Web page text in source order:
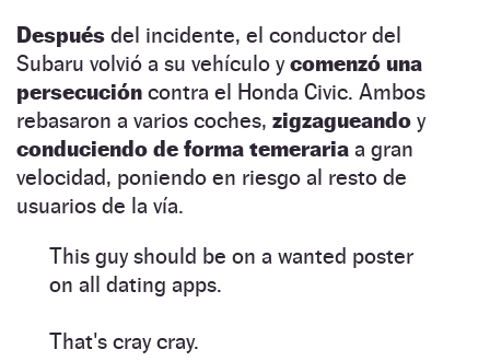
Después del incidente, el conductor del
Subaru volvió a su vehículo ycomenzó una
persecución contra el Honda Civic. Ambos
rebasaron a varios coches, zigzagueando y
conduciendo de forma temeraria a gran
velocidad, poniendo en riesgo al resto de
usuarios de la vía.
This guy should be on a wanted poster
on all dating apps.
That's cray cray.